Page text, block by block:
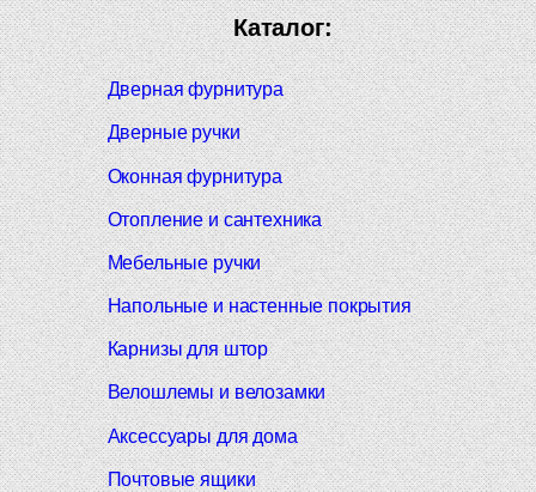
Каталог:
Дверная фурнитура
Дверные ручки
Оконная фурнитура
Отопление и сантехника
Мебельные ручки
Напольные и настенные покрытия
Карнизы для штор
Велошлемы и велозамки
Аксессуары для дома
Почтовые ящики